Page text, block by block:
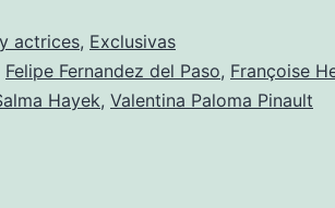
compras
con
Valentina
actrices, Exclusivas
Felipe Fernandez del Paso, Françoise
Hayek, Valentina Paloma Pinault